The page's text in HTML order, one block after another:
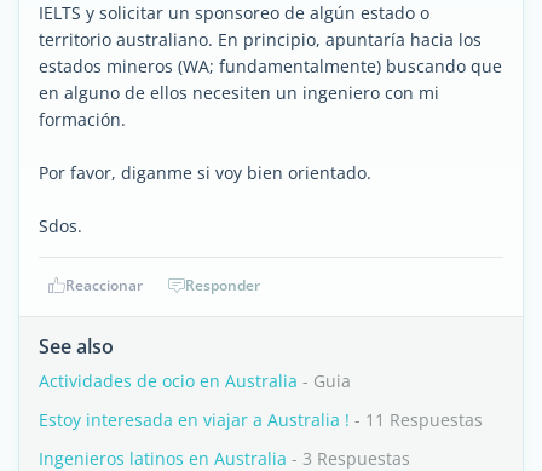
IELTS y solicitar un sponsoreo de algún estado o
territorio australiano. En principio, apuntaría hacia los
estados mineros (WA; fundamentalmente) buscando que
en alguno de ellos necesiten un ingeniero con mi
formación.
Por favor, diganme si voy bien orientado.
Sdos.
Reaccionar Responder
See also
Actividades de ocio en Australia - Guia
Estoy interesada en viajar a Australia ! - 11 Respuestas
Ingenieros latinos en Australia - 3 Respuestas